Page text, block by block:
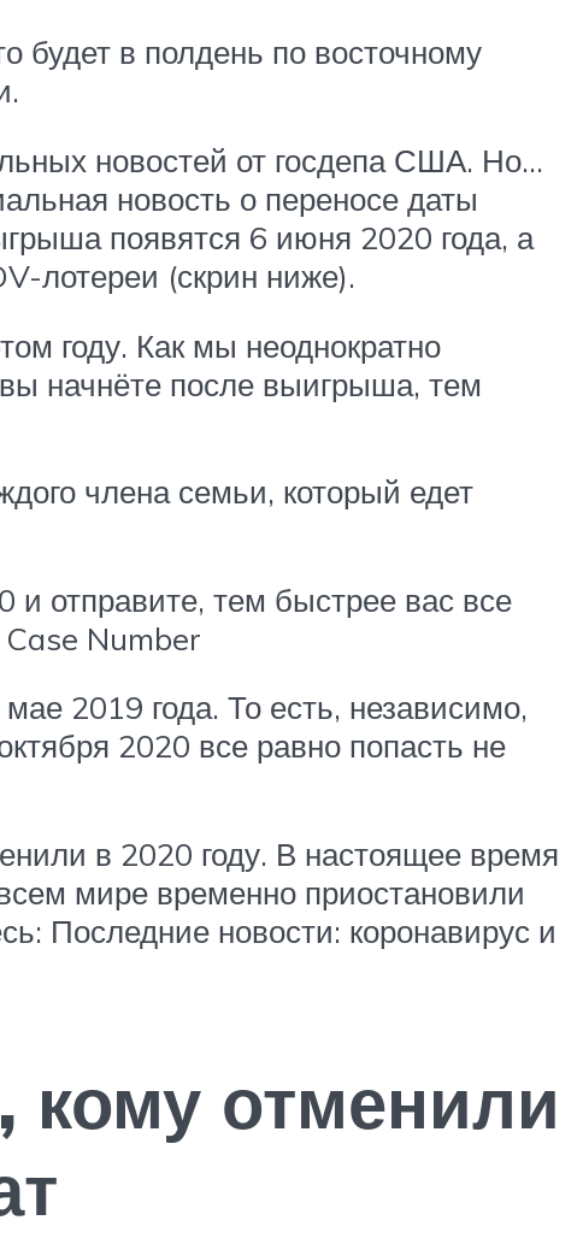
будет в полдень по восточному
новостей от госдепа США. Но…
новость о переносе даты
появятся 6 июня 2020 года, а
лотереи (скрин ниже).
году. Как мы неоднократно
начнёте после выигрыша, тем
члена семьи, который едет
отправите, тем быстрее вас все
Number
2019 года. То есть, независимо,
2020 все равно попасть не
в 2020 году. В настоящее время
мире временно приостановили
Последние новости: коронавирус и
отменили